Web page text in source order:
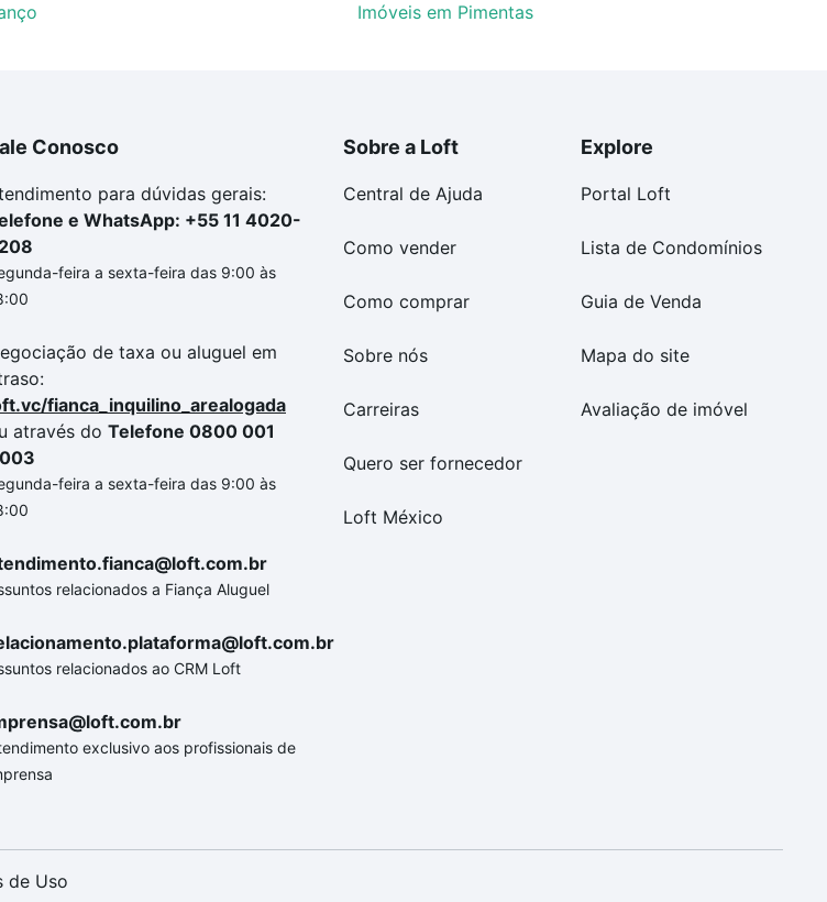
Imóveis em Pimentas
Conosco
para dúvidas gerais:
e WhatsApp: +55 11 4020-
feira a sexta-feira das 9:00 às
de taxa ou aluguel em
fianca_inquilino_arealogada
através do Telefone 0800 001
feira a sexta-feira das 9:00 às
relacionados a Fiança Aluguel
relacionados ao CRM Loft
exclusivo aos profissionais de
Sobre a Loft
Central de Ajuda
Como vender
Como comprar
Sobre nós
Carreiras
Quero ser fornecedor
Loft México
Explore
Portal Loft
Lista de Condomínios
Guia de Venda
Mapa do site
Avaliação de imóvel
de Uso